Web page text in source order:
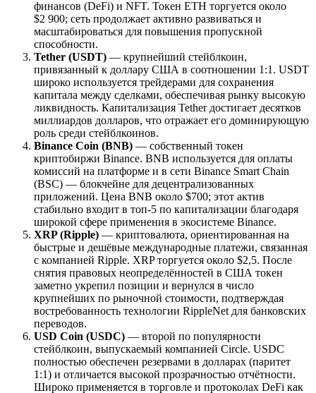
финансов (DeFi) и NFT. Токен ETH торгуется около
$2 900; сеть продолжает активно развиваться и
масштабироваться для повышения пропускной
способности.
Tether (USDT) — крупнейший стейблкоин,
привязанный к доллару США в соотношении 1:1. USDT
широко используется трейдерами для сохранения
капитала между сделками, обеспечивая рынку высокую
ликвидность. Капитализация Tether достигает десятков
миллиардов долларов, что отражает его доминирующую
роль среди стейблкоинов.
Binance Coin (BNB) — собственный токен
криптобиржи Binance. BNB используется для оплаты
комиссий на платформе и в сети Binance Smart Chain
(BSC) — блокчейне для децентрализованных
приложений. Цена BNB около $700; этот актив
стабильно входит в топ-5 по капитализации благодаря
широкой сфере применения в экосистеме Binance.
XRP (Ripple) — криптовалюта, ориентированная на
быстрые и дешёвые международные платежи, связанная
с компанией Ripple. XRP торгуется около $2,5. После
снятия правовых неопределённостей в США токен
заметно укрепил позиции и вернулся в число
крупнейших по рыночной стоимости, подтверждая
востребованность технологии RippleNet для банковских
переводов.
USD Coin (USDC) — второй по популярности
стейблкоин, выпускаемый компанией Circle. USDC
полностью обеспечен резервами в долларах (паритет
1:1) и отличается высокой прозрачностью отчётности.
Широко применяется в торговле и протоколах DeFi как